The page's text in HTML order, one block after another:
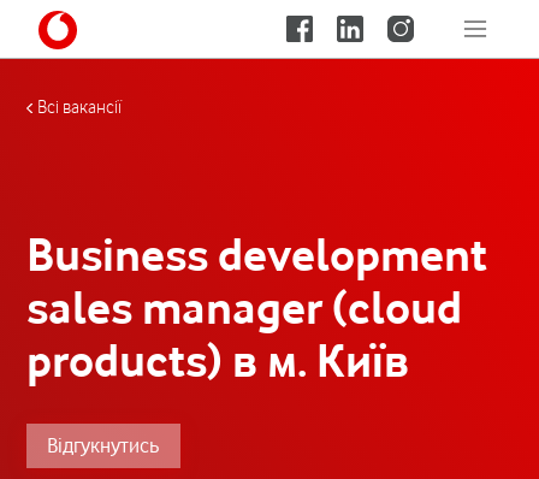
Всі вакансії
Business development
sales manager (cloud
products) в м. Київ
Відгукнутись